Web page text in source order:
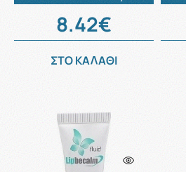
8.42€
ΣΤΟ ΚΑΛΑΘΙ